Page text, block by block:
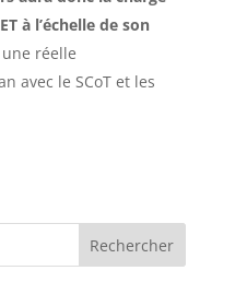
à l’échelle de son
réelle
avec le SCoT et les